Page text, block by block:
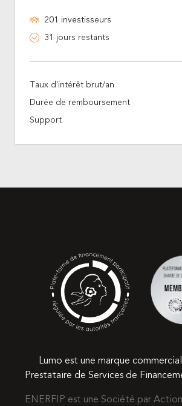
201 investisseurs
31 jours restants
Taux d'intérêt brut/an
Durée de remboursement
Support
Lumo est une marque
Prestataire de Services de
ENERFIP est une Société par